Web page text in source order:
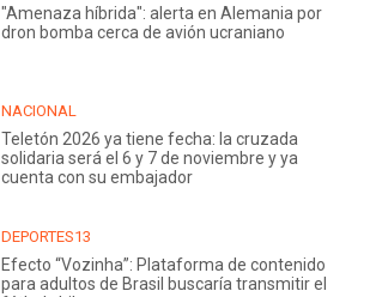
"Amenaza híbrida": alerta en Alemania por
dron bomba cerca de avión ucraniano
NACIONAL
Teletón 2026 ya tiene fecha: la cruzada
solidaria será el 6 y 7 de noviembre y ya
cuenta con su embajador
DEPORTES13
Efecto “Vozinha”: Plataforma de contenido
para adultos de Brasil buscaría transmitir el